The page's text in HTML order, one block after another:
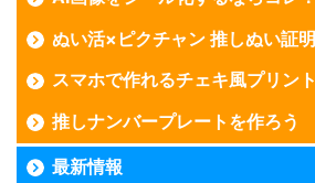
ぬい活×ピクチャン 推しぬい証
スマホで作れるチェキ風プリント
推しナンバープレートを作ろう
最新情報